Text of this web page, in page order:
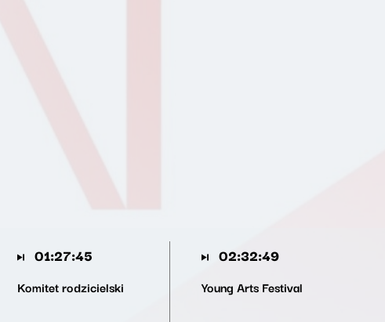
01:27:45
Komitet rodzicielski
02:32:49
Young Arts Festival